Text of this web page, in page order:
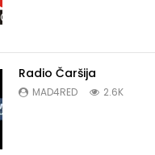
Radio Čaršija
MAD4RED 2.6K